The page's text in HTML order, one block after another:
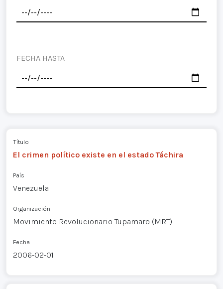
FECHA HASTA
Título
El crimen político existe en el estado Táchira
País
Venezuela
Organización
Movimiento Revolucionario Tupamaro (MRT)
Fecha
2006-02-01